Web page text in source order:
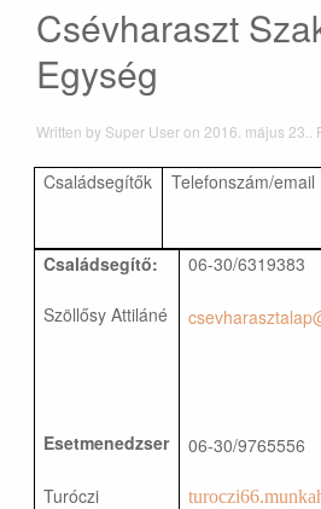
Csévharaszt
Egység
Written by Super User on 2016. május 23.
Családsegítők Telefonszám/email
Családsegítő:
Szöllősy Attiláné
Esetmenedzser
Turóczi
06-30/6319383
06-30/9765556